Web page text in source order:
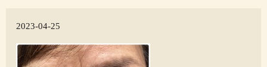
2023-04-25